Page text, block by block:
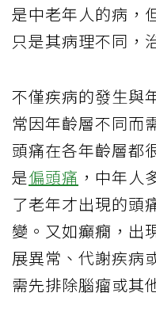
是中老年人的病，
只是其病理不同，
不僅疾病的發生與
常因年齡層不同而
頭痛在各年齡層都
是偏頭痛 ，中年人
了老年才出現的頭
變。又如癲癇，出
展異常、代謝疾病
需先排除腦瘤或其